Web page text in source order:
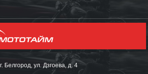
г. Белгород, ул. Дзгоева, д. 4